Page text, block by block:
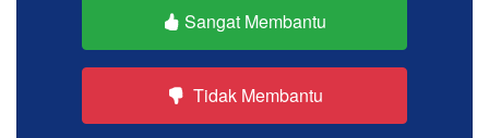
Sangat Membantu
Tidak Membantu